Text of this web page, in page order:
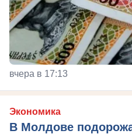
вчера в 17:13
Экономика
В Молдове